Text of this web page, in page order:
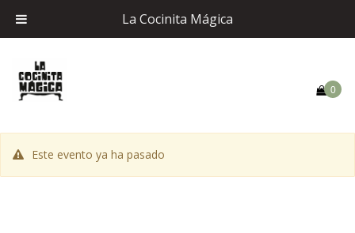
0
Este evento ya ha pasado
La Cocinita Mágica